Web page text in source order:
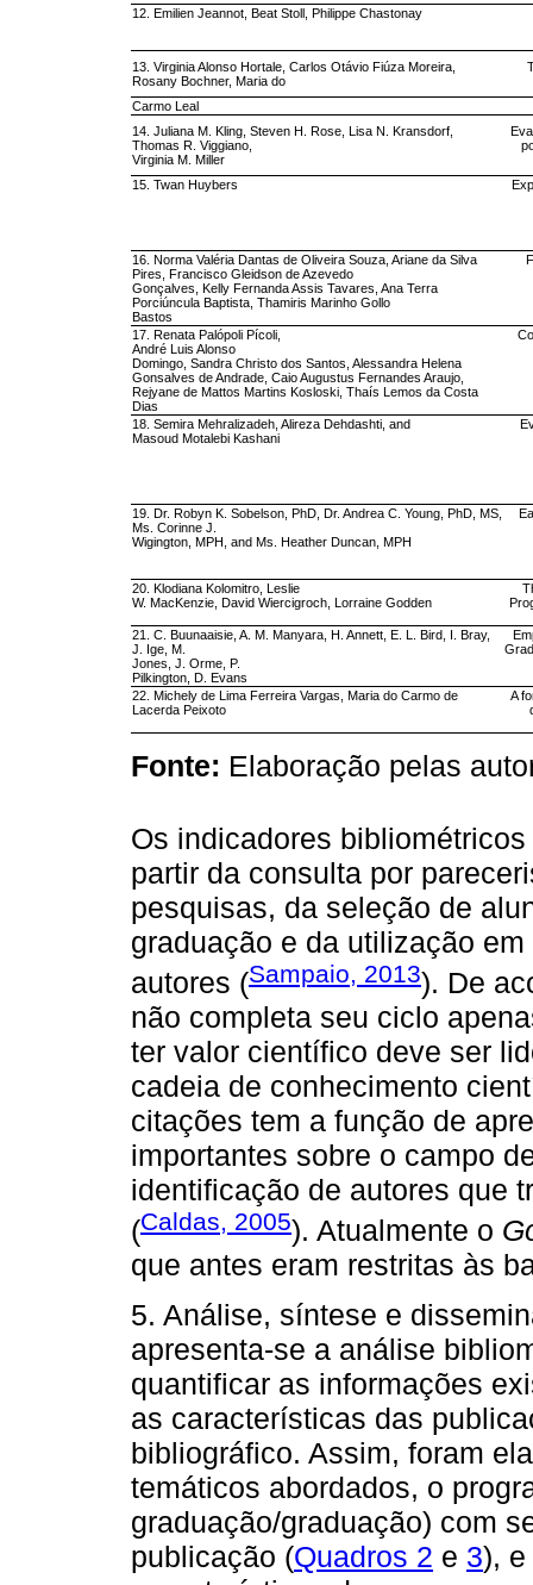
12. Emilien Jeannot, Beat Stoll, Philippe Chastonay
13. Virginia Alonso Hortale, Carlos Otávio Fiúza Moreira,
Rosany Bochner, Maria do
Carmo Leal
14. Juliana M. Kling, Steven H. Rose, Lisa N. Kransdorf,
Thomas R. Viggiano,
Virginia M. Miller
15. Twan Huybers
16. Norma Valéria Dantas de Oliveira Souza, Ariane da Silva
Pires, Francisco Gleidson de Azevedo
Gonçalves, Kelly Fernanda Assis Tavares, Ana Terra
Porciúncula Baptista, Thamiris Marinho Gollo
Bastos
17. Renata Palópoli Pícoli,
André Luis Alonso
Domingo, Sandra Christo dos Santos, Alessandra Helena
Gonsalves de Andrade, Caio Augustus Fernandes Araujo,
Rejyane de Mattos Martins Kosloski, Thaís Lemos da Costa
Dias
18. Semira Mehralizadeh, Alireza Dehdashti, and
Masoud Motalebi Kashani
19. Dr. Robyn K. Sobelson, PhD, Dr. Andrea C. Young, PhD, MS,
Ms. Corinne J.
Wigington, MPH, and Ms. Heather Duncan, MPH
20. Klodiana Kolomitro, Leslie
W. MacKenzie, David Wiercigroch, Lorraine Godden
21. C. Buunaaisie, A. M. Manyara, H. Annett, E. L. Bird, I. Bray,
J. Ige, M.
Jones, J. Orme, P.
Pilkington, D. Evans
22. Michely de Lima Ferreira Vargas, Maria do Carmo de
Lacerda Peixoto
A
Fonte: Elaboração pelas
Os indicadores
partir da consulta por
pesquisas, da seleção de
graduação e da utilização
autores (Sampaio, 2013). De
não completa seu ciclo
ter valor científico deve ser
cadeia de conhecimento
citações tem a função de
importantes sobre o campo
identificação de autores que
(Caldas, 2005). Atualmente o
que antes eram restritas às
5. Análise, síntese e
apresenta-se a análise
quantificar as informações
as características das
bibliográfico. Assim, foram
temáticos abordados, o
graduação/graduação) com
publicação (Quadros 2 e 3),